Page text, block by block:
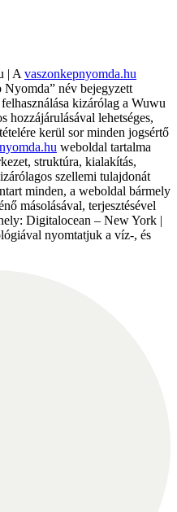
| A vaszonkepnyomda.hu
Nyomda” név bejegyzett
kizárólag a Wuwu
hozzájárulásával lehetséges,
kerül sor minden jogsértő
weboldal tartalma
struktúra, kialakítás,
szellemi tulajdonát
minden, a weboldal bármely
másolásával, terjesztésével
Digitalocean – New York |
nyomtatjuk a víz-, és